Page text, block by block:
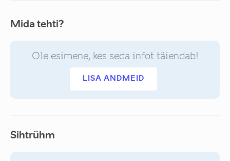
Mida tehti?
Ole esimene, kes seda infot täiendab!
LISA ANDMEID
Sihtrühm